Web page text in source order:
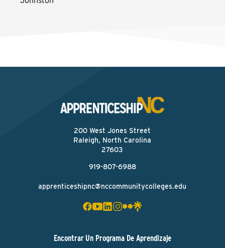
200 West Jones Street
Raleigh, North Carolina
27603
919-807-6988
apprenticeshipnc@nccommunitycolleges.edu
Encontrar Un Programa De Aprendizaje